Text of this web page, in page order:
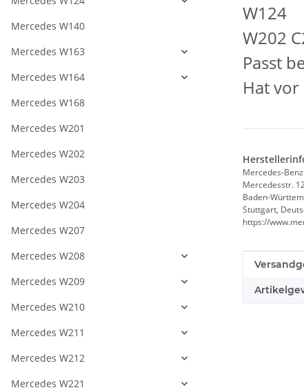
W124
W202
Passt
Hat
Mercedes-Benz
Mercedesstr.
Baden-
Stuttgart,
https://
Wert
Mercedes W140
Mercedes W163
Mercedes W164
Mercedes W168
Mercedes W201
Mercedes W202
Mercedes W203
Mercedes W204
Mercedes W207
Mercedes W208
Mercedes W209
Mercedes W210
Mercedes W211
Mercedes W212
Mercedes W221